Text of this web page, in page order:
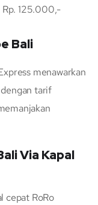
125.000,-
Bali
menawarkan
tarif
Via Kapal
cepat RoRo